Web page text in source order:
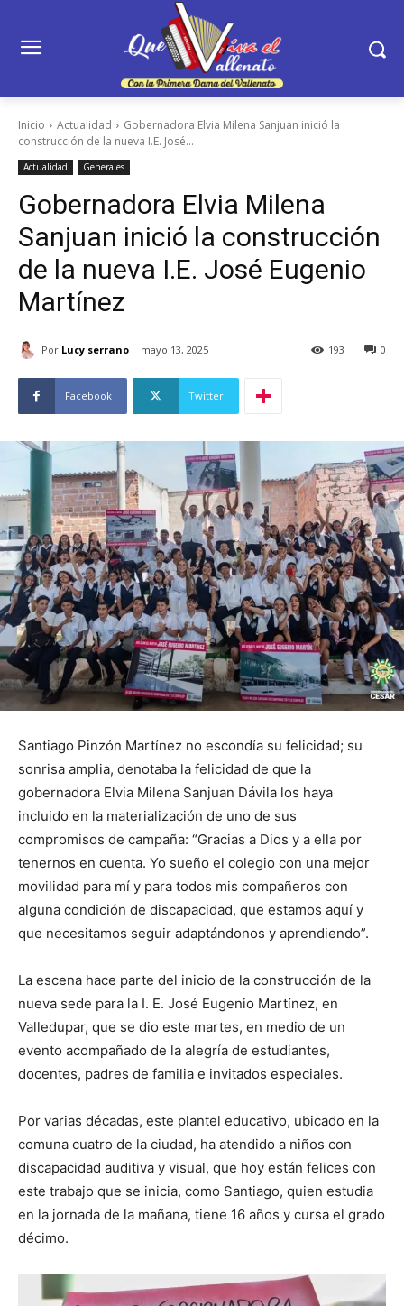
Inicio Actualidad
Gobernadora Elvia Milena Sanjuan inició la
construcción de la nueva I.E. José...
Actualidad Generales
Gobernadora Elvia Milena
Sanjuan inició la construcción
de la nueva I.E. José Eugenio
Martínez
Por Lucy serrano mayo 13, 2025 0
193
Facebook Twitter
Santiago Pinzón Martínez no escondía su felicidad; su
sonrisa amplia, denotaba la felicidad de que la
gobernadora Elvia Milena Sanjuan Dávila los haya
incluido en la materialización de uno de sus
compromisos de campaña: “Gracias a Dios y a ella por
tenernos en cuenta. Yo sueño el colegio con una mejor
movilidad para mí y para todos mis compañeros con
alguna condición de discapacidad, que estamos aquí y
que necesitamos seguir adaptándonos y aprendiendo”.
La escena hace parte del inicio de la construcción de la
nueva sede para la I. E. José Eugenio Martínez, en
Valledupar, que se dio este martes, en medio de un
evento acompañado de la alegría de estudiantes,
docentes, padres de familia e invitados especiales.
Por varias décadas, este plantel educativo, ubicado en la
comuna cuatro de la ciudad, ha atendido a niños con
discapacidad auditiva y visual, que hoy están felices con
este trabajo que se inicia, como Santiago, quien estudia
en la jornada de la mañana, tiene 16 años y cursa el grado
décimo.